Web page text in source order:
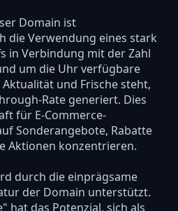
Domain ist
die Verwendung eines stark
in Verbindung mit der Zahl
um die Uhr verfügbare
und Frische steht,
Rate generiert. Dies
für E-Commerce-
Sonderangebote, Rabatte
Aktionen konzentrieren.
durch die einprägsame
der Domain unterstützt.
hat das Potenzial, sich als